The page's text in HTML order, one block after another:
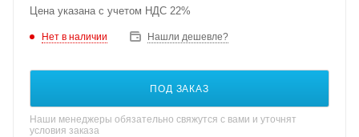
Цена указана с учетом НДС 22%
Нет в наличии Нашли дешевле?
ПОД ЗАКАЗ
Наши менеджеры обязательно свяжутся с вами и уточнят
условия заказа